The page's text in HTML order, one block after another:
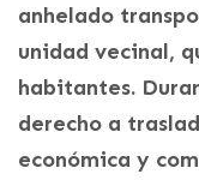
anhelado
unidad vecinal,
habitantes.
derecho a
económica y